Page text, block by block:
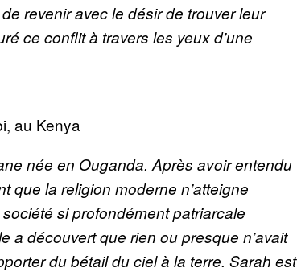
revenir avec le désir de trouver leur
ce conflit à travers les yeux d’une
au Kenya
née en Ouganda. Après avoir entendu
que la religion moderne n’atteigne
si profondément patriarcale
a découvert que rien ou presque n’avait
du bétail du ciel à la terre. Sarah est